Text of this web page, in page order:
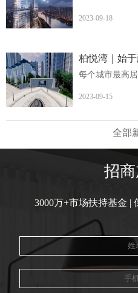
2023-09-18
柏悦湾｜始
2023-09-15
全部
招
3000万+市场扶持基金 |